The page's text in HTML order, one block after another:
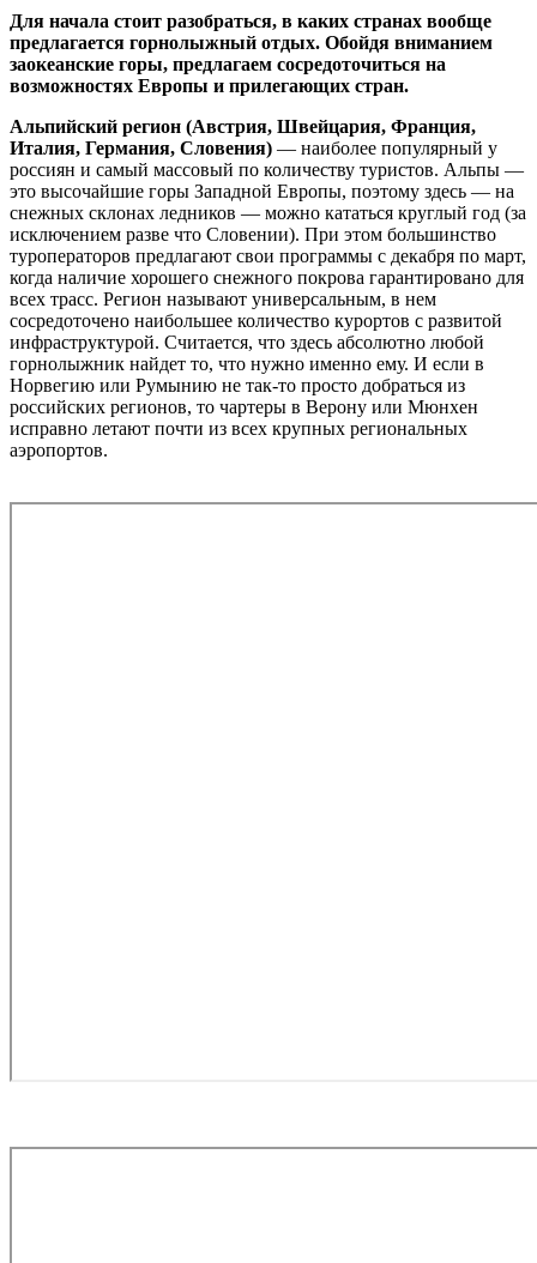
Для начала стоит разобраться, в каких странах вообще
предлагается горнолыжный отдых. Обойдя вниманием
заокеанские горы, предлагаем сосредоточиться на
возможностях Европы и прилегающих стран.
Альпийский регион (Австрия, Швейцария, Франция,
Италия, Германия, Словения) — наиболее популярный у
россиян и самый массовый по количеству туристов. Альпы —
это высочайшие горы Западной Европы, поэтому здесь — на
снежных склонах ледников — можно кататься круглый год (за
исключением разве что Словении). При этом большинство
туроператоров предлагают свои программы с декабря по март,
когда наличие хорошего снежного покрова гарантировано для
всех трасс. Регион называют универсальным, в нем
сосредоточено наибольшее количество курортов c развитой
инфраструктурой. Считается, что здесь абсолютно любой
горнолыжник найдет то, что нужно именно ему. И если в
Норвегию или Румынию не так-то просто добраться из
российских регионов, то чартеры в Верону или Мюнхен
исправно летают почти из всех крупных региональных
аэропортов.